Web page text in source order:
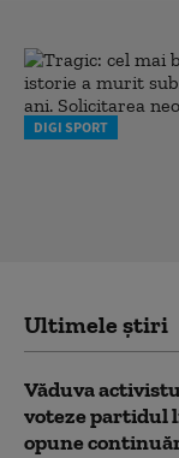
DIGI SPORT
Ultimele știri
Văduva
voteze partidul
opune